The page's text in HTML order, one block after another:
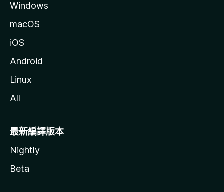
Windows
macOS
iOS
Android
Linux
All
最新編譯版本
Nightly
Beta